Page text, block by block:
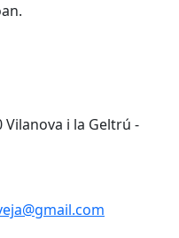
Vilanova i la Geltrú -